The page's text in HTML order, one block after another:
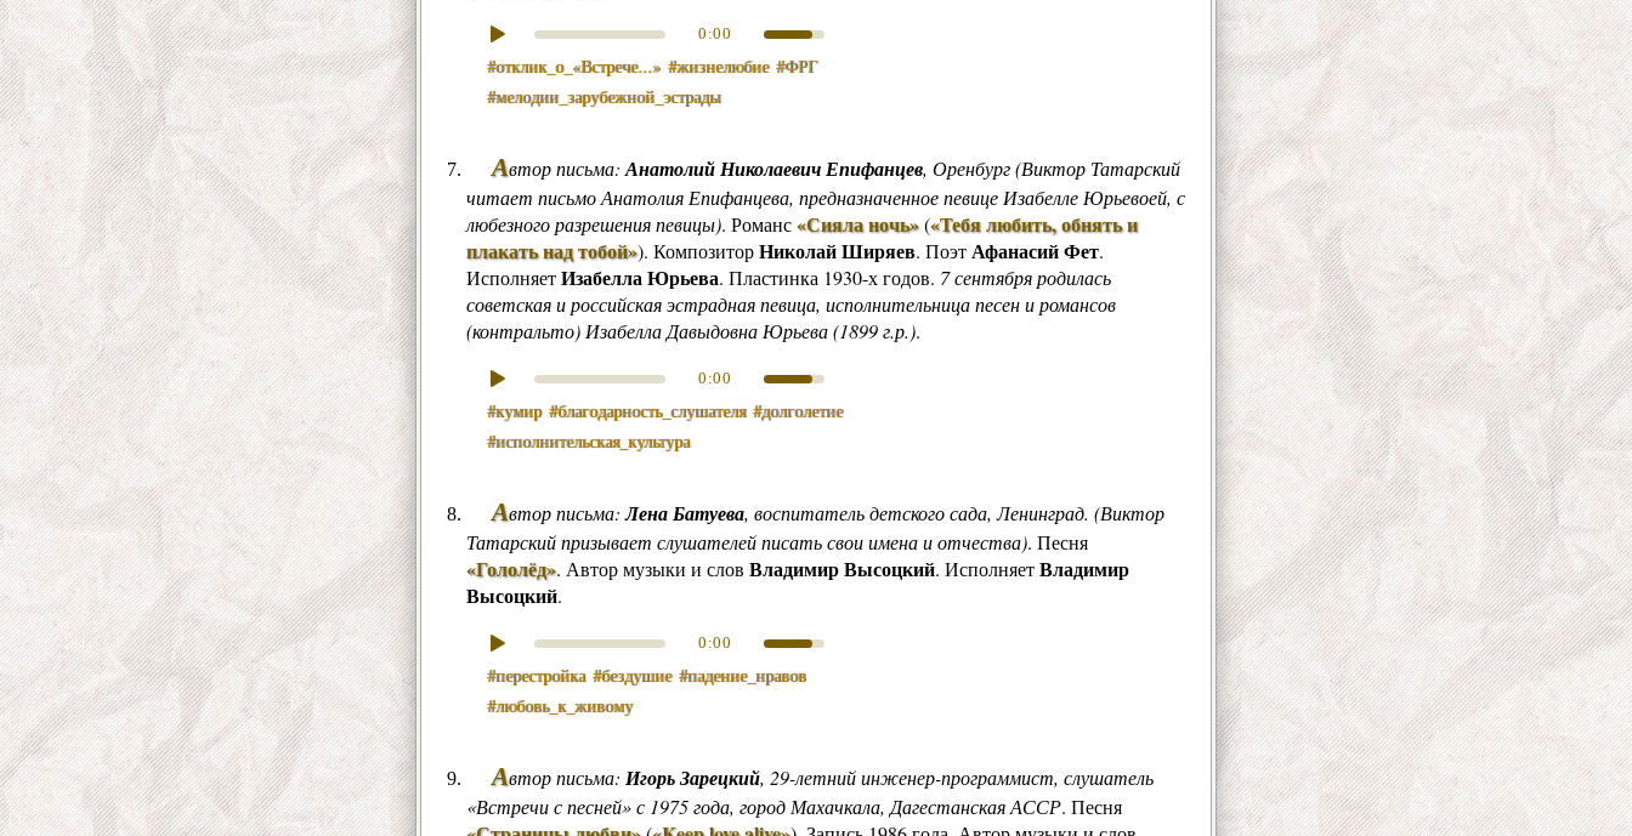
0:00
#отклик_о_«Встрече...» #жизнелюбие #ФРГ
#мелодии_зарубежной_эстрады
Автор письма: Анатолий Николаевич Епифанцев, Оренбург (Виктор Татарский
читает письмо Анатолия Епифанцева, предназначенное певице Изабелле Юрьевоей, с
любезного разрешения певицы). Романс«Сияла ночь»(«Тебя любить, обнять и
плакать над тобой»). КомпозиторНиколай Ширяев. ПоэтАфанасий Фет.
ИсполняетИзабелла Юрьева. Пластинка 1930-х годов. 7 сентября родилась
советская и российская эстрадная певица, исполнительница песен и романсов
(контральто) Изабелла Давыдовна Юрьева (1899 г.р.).
0:00
#кумир #благодарность_слушателя #долголетие
#исполнительская_культура
Автор письма:Лена Батуева, воспитатель детского сада, Ленинград. (Виктор
Татарский призывает слушателей писать свои имена и отчества). Песня
«Гололёд». Автор музыки и слов Владимир Высоцкий. ИсполняетВладимир
Высоцкий.
0:00
#перестройка #бездушие #падение_нравов
#любовь_к_живому
Автор письма: Игорь Зарецкий, 29-летний инженер-программист, слушатель
«Встречи с песней» с 1975 года, город Махачкала, Дагестанская АССР. Песня